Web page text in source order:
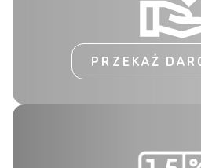
PRZEKAŻ